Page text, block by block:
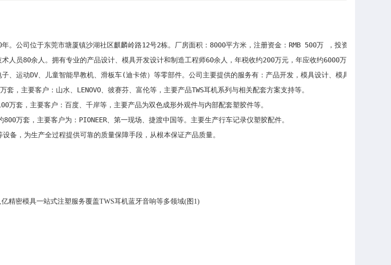
年。公司位于东莞市塘厦镇沙湖社区麒麟岭路12号2栋。厂房面积：8000平方米，注册资金：RMB 500万 ，投资总额
员80余人。拥有专业的产品设计、模具开发设计和制造工程师60余人，年税收约200万元，年应收约6000万元，年产值
运动DV、儿童智能早教机、滑板车(迪卡侬）等零部件。公司主要提供的服务有：产品开发，模具设计、模具制造，注塑
，主要客户：山水、LENOVO、彼赛芬、富伦等，主要产品TWS耳机系列与相关配套方案支持等。
套，主要客户：百度、千岸等，主要产品为双色成形外观件与内部配套塑胶件等。
万套，主要客户为：PIONEER、第一现场、捷渡中国等。主要生产行车记录仪塑胶配件。
，为生产全过程提供可靠的质量保障手段，从根本保证产品质量。